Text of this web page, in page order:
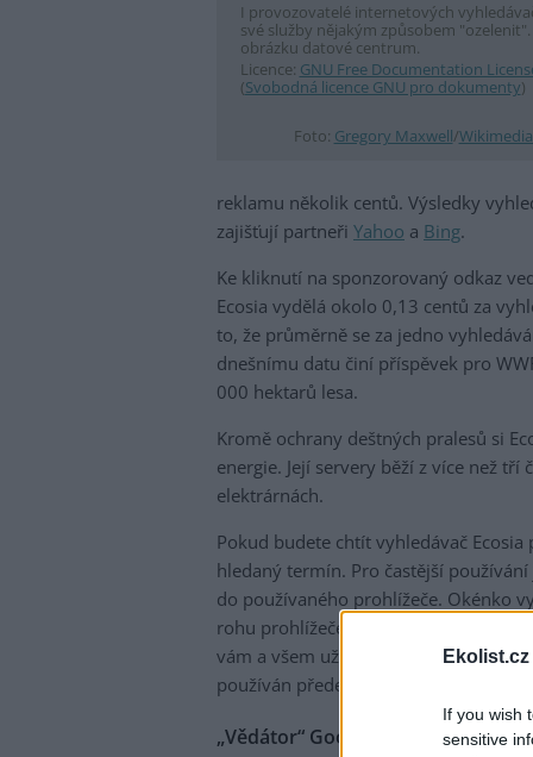
Ekolist.cz
If you wish
sensitive
I provozovatelé internetových
své služby nějakým způsobem "ozelenit".
obrázku datové centrum.
Licence: GNU Free Documentation
(Svobodná licence GNU pro dokumenty)
Foto: Gregory Maxwell/
reklamu několik centů. Výsledky
zajišťují partneři Yahoo a Bing.
Ke kliknutí na sponzorovaný odkaz
Ecosia vydělá okolo 0,13 centů za
to, že průměrně se za jedno
dnešnímu datu činí příspěvek pro
000 hektarů lesa.
Kromě ochrany deštných pralesů si
energie. Její servery běží z více než
elektrárnách.
Pokud budete chtít vyhledávač
hledaný termín. Pro častější
do používaného prohlížeče. Okénko
rohu prohlížeče. Díky nainstalované
vám a všem uživatelům společně již
používán především v Německu,
„Vědátor“ Google a šetřivý Seznam